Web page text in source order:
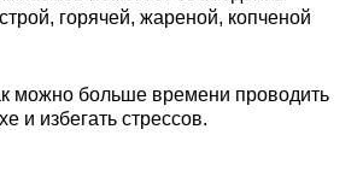
горячей, жареной, копченой
можно больше времени проводить
и избегать стрессов.